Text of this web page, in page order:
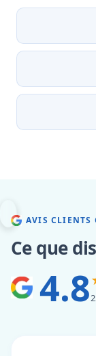
AVIS CLIENTS
Ce que
4.8